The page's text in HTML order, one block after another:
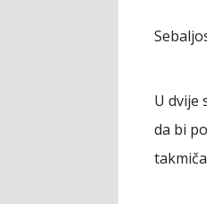
U dvije
da bi